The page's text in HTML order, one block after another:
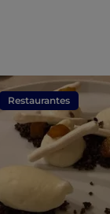
Restaurantes